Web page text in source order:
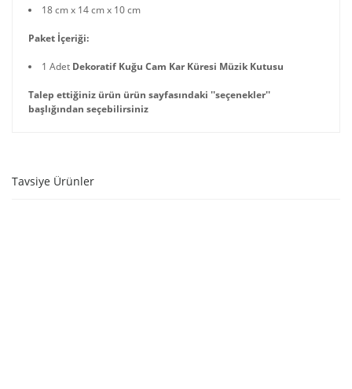
18 cm x 14 cm x 10 cm
Paket İçeriği:
1 Adet Dekoratif Kuğu Cam Kar Küresi Müzik Kutusu
Talep ettiğiniz ürün ürün sayfasındaki ''seçenekler''
başlığından seçebilirsiniz
Tavsiye Ürünler